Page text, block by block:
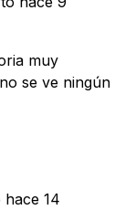
muy
se ve ningún
hace 14